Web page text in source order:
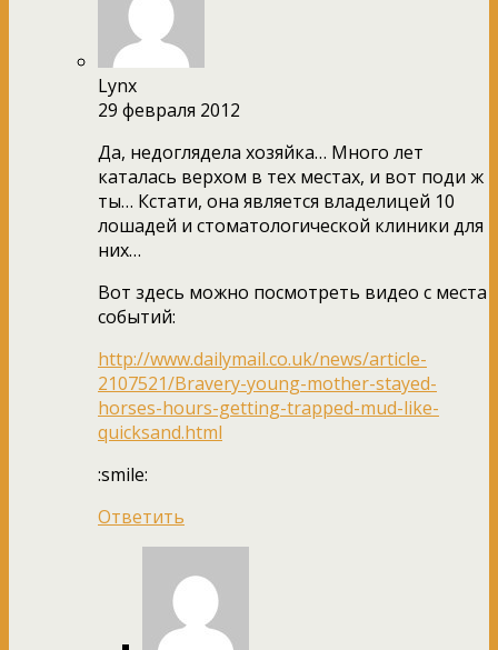
Lynx
29 февраля 2012
Да, недоглядела хозяйка… Много лет
каталась верхом в тех местах, и вот поди ж
ты… Кстати, она является владелицей 10
лошадей и стоматологической клиники для
них…
Вот здесь можно посмотреть видео с места
событий:
http://www.dailymail.co.uk/news/article-
2107521/Bravery-young-mother-stayed-
horses-hours-getting-trapped-mud-like-
quicksand.html
:smile:
Ответить